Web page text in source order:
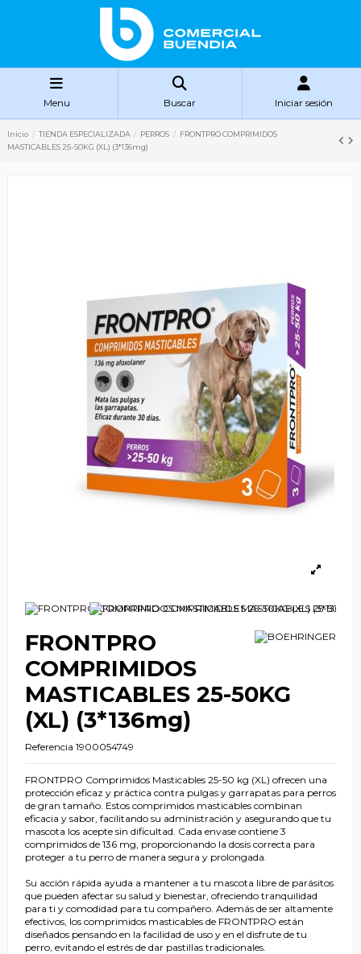
Menu Buscar Iniciar sesión
Inicio TIENDA ESPECIALIZADA PERROS
FRONTPRO COMPRIMIDOS
MASTICABLES 25-50KG (XL) (3*136mg)
FRONTPRO
COMPRIMIDOS
MASTICABLES 25-50KG
(XL) (3*136mg)
Referencia 1900054749
FRONTPRO Comprimidos Masticables 25-50 kg (XL) ofrecen una
protección eficaz y práctica contra pulgas y garrapatas para perros
de gran tamaño. Estos comprimidos masticables combinan
eficacia y sabor, facilitando su administración y asegurando que tu
mascota los acepte sin dificultad. Cada envase contiene 3
comprimidos de 136 mg, proporcionando la dosis correcta para
proteger a tu perro de manera segura y prolongada.
Su acción rápida ayuda a mantener a tu mascota libre de parásitos
que pueden afectar su salud y bienestar, ofreciendo tranquilidad
para ti y comodidad para tu compañero. Además de ser altamente
efectivos, los comprimidos masticables de FRONTPRO están
diseñados pensando en la facilidad de uso y en el disfrute de tu
perro, evitando el estrés de dar pastillas tradicionales.